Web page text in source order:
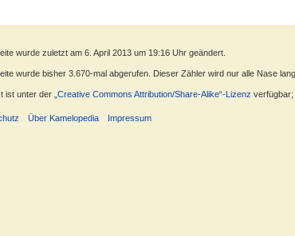
wurde zuletzt am 6. April 2013 um 19:16 Uhr geändert.
wurde bisher 3.670-mal abgerufen. Dieser Zähler wird nur alle Nase
ist unter der „Creative Commons Attribution/Share-Alike“-Lizenz verfügbar;
Über Kamelopedia Impressum